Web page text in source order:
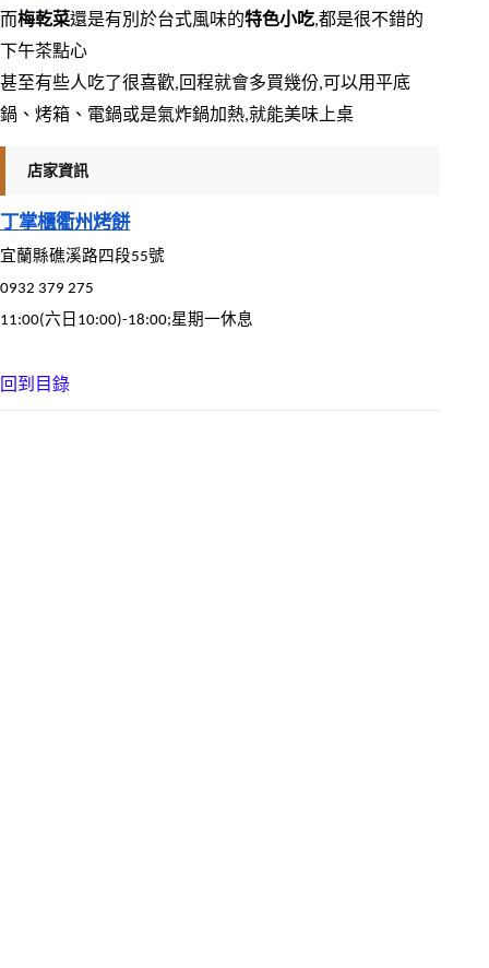
而梅乾菜還是有別於台式風味的特色小吃,都是很不錯的
下午茶點心
甚至有些人吃了很喜歡,回程就會多買幾份,可以用平底
鍋、烤箱、電鍋或是氣炸鍋加熱,就能美味上桌
店家資訊
丁掌櫃衢州烤餅
宜蘭縣礁溪路四段55號
0932 379 275
11:00(六日10:00)-18:00;星期一休息
回到目錄